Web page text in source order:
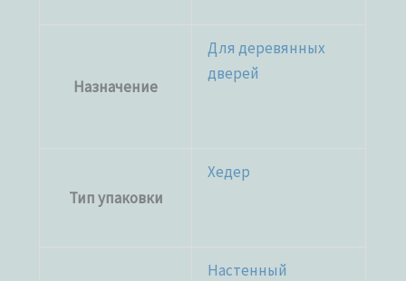
Назначение
Для деревянных
дверей
Тип упаковки
Хедер
Настенный